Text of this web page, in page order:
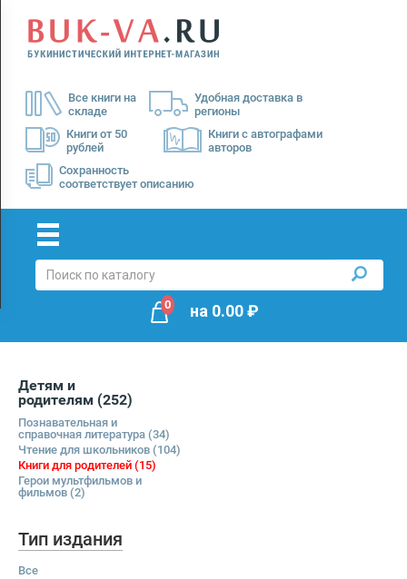
Все книги на
складе
Удобная доставка в
регионы
Книги от 50
рублей
Книги с автографами
авторов
Сохранность
соответствует описанию
Menu
Доставка
Оплата
0 на 0.00₽
Детям и
родителям (252)
Познавательная и
справочная литература (34)
Чтение для школьников (104)
Книги для родителей (15)
Герои мультфильмов и
фильмов (2)
Тип издания
Все